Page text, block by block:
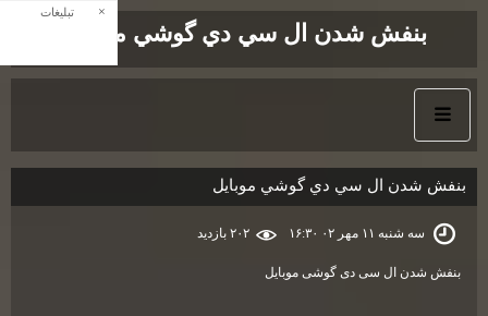
بنفش شدن ال سي دي گوشي موبايل
بنفش شدن ال سي دي گوشي موبايل
سه شنبه ۱۱ مهر ۰۲ ۱۶:۳۰ ۲۰۲ بازديد
بنفش شدن ال سی دی گوشی موبایل
تبلیغات